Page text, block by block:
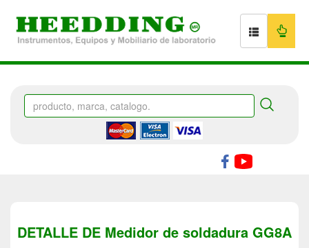
DETALLE DE Medidor de soldadura GG8A